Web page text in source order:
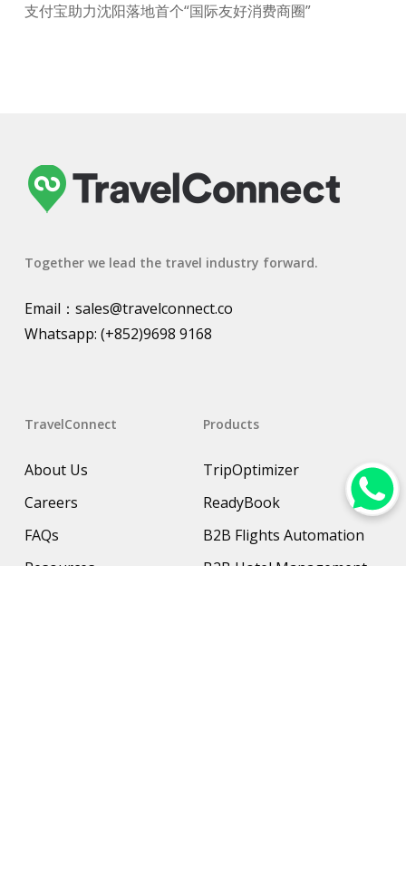
支付宝助力沈阳落地首个“国际友好消费商圈”
Together we lead the travel industry forward.
Email： sales@travelconnect.co
Whatsapp: (+852)9698 9168
TravelConnect
About Us
Careers
FAQs
Resources
Products
TripOptimizer
ReadyBook
B2B Flights Automation
B2B Hotel Management